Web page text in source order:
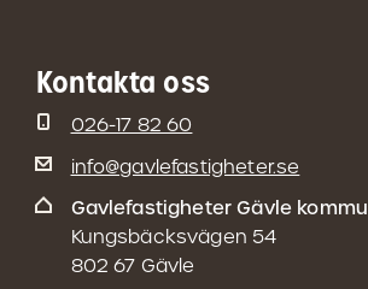
Kontakta oss
026-17 82 60
info@gavlefastigheter.se
Gavlefastigheter Gävle
Kungsbäcksvägen 54
802 67 Gävle